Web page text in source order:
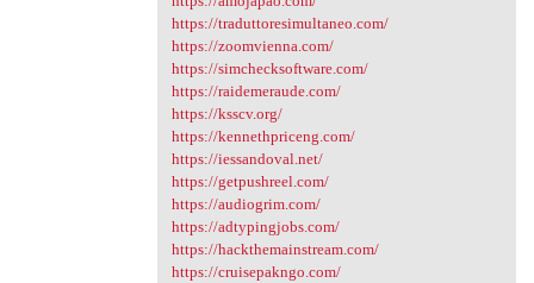
https://traduttoresimultaneo.com/
https://zoomvienna.com/
https://simchecksoftware.com/
https://raidemeraude.com/
https://ksscv.org/
https://kennethpriceng.com/
https://iessandoval.net/
https://getpushreel.com/
https://audiogrim.com/
https://adtypingjobs.com/
https://hackthemainstream.com/
https://cruisepakngo.com/